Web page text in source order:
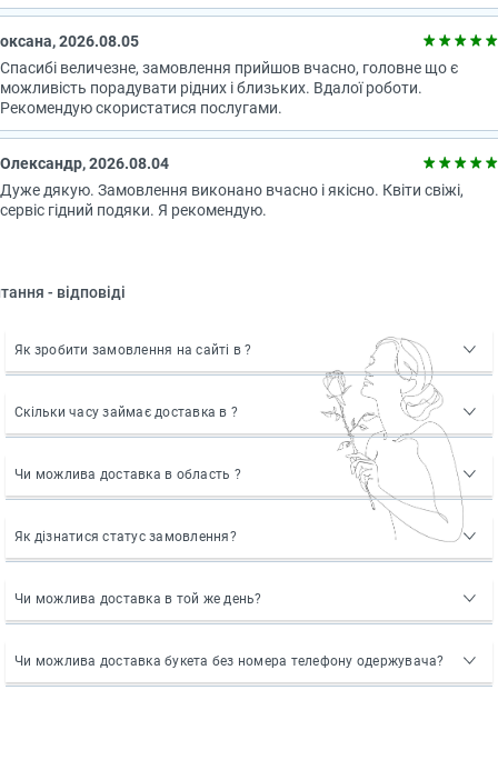
оксана, 2026.08.05
Спасибі величезне, замовлення прийшов вчасно, головне що є
можливість порадувати рідних і близьких. Вдалої роботи.
Рекомендую скористатися послугами.
Олександр, 2026.08.04
Дуже дякую. Замовлення виконано вчасно і якісно. Квіти свіжі,
сервіс гідний подяки. Я рекомендую.
- відповіді
Як зробити замовлення на сайті в ?
Скільки часу займає доставка в ?
Чи можлива доставка в область ?
Як дізнатися статус замовлення?
Чи можлива доставка в той же день?
Чи можлива доставка букета без номера телефону одержувача?